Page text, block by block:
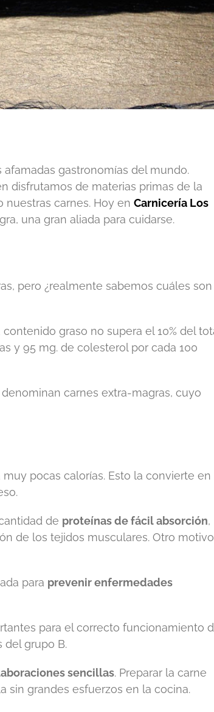
gastronomías del mundo.
disfrutamos de materias primas de la
nuestras carnes. Hoy en Carnicería Los
una gran aliada para cuidarse.
pero ¿realmente sabemos cuáles
graso no supera el 10% del
y 95 mg. de colesterol por cada 100
carnes extra-magras, cuyo
pocas calorías. Esto la convierte en
de proteínas de fácil absorción,
de los tejidos musculares. Otro motivo
para prevenir enfermedades
para el correcto funcionamiento
del grupo B.
sencillas. Preparar la carne
sin grandes esfuerzos en la cocina.